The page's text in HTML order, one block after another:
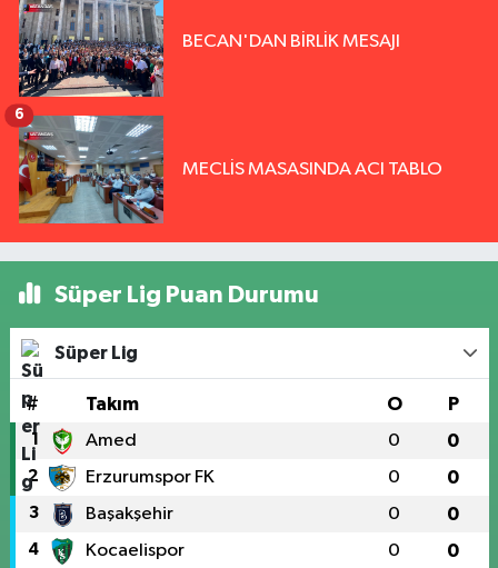
BECAN'DAN BİRLİK MESAJI
MECLİS MASASINDA ACI TABLO
6
Süper Lig Puan Durumu
Süper Lig
# Takım O P
1 Amed 0 0
2 Erzurumspor FK 0 0
3 Başakşehir 0 0
4 Kocaelispor 0 0